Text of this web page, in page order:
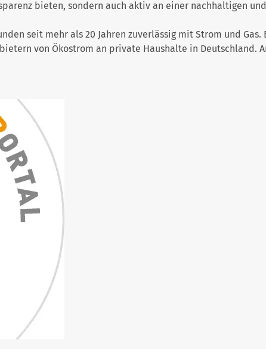
bieten, sondern auch aktiv an einer nachhaltigen
seit mehr als 20 Jahren zuverlässig mit Strom und Gas.
von Ökostrom an private Haushalte in Deutschland.